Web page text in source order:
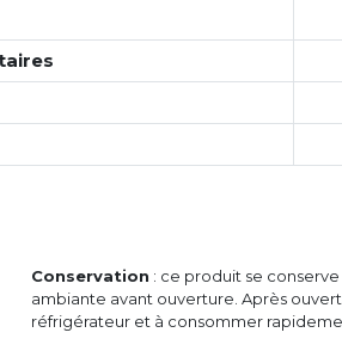
Conservation : ce produit se
ambiante avant ouverture. Après
réfrigérateur et à consommer